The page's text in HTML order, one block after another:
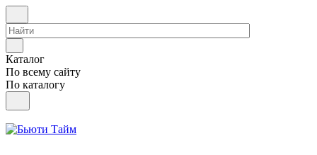
Каталог
По всему сайту
По каталогу